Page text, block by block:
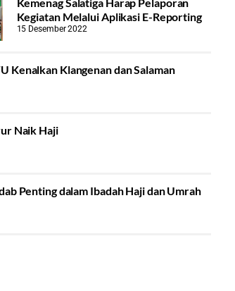
Kegiatan Melalui Aplikasi E-Reporting
15 Desember 2022
Kenalkan Klangenan dan Salaman
Naik Haji
Penting dalam Ibadah Haji dan Umrah